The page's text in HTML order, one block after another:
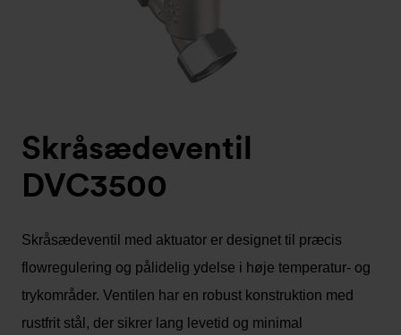
Skråsædeventil
DVC3500
Skråsædeventil med aktuator er designet til præcis
flowregulering og pålidelig ydelse i høje temperatur- og
trykområder. Ventilen har en robust konstruktion med
rustfrit stål, der sikrer lang levetid og minimal